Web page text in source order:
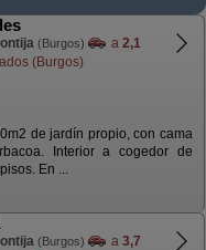
(Burgos) a 2,1
(Burgos)
de jardín propio, con cama
Interior a cogedor de
En ...
(Burgos) a 3,7